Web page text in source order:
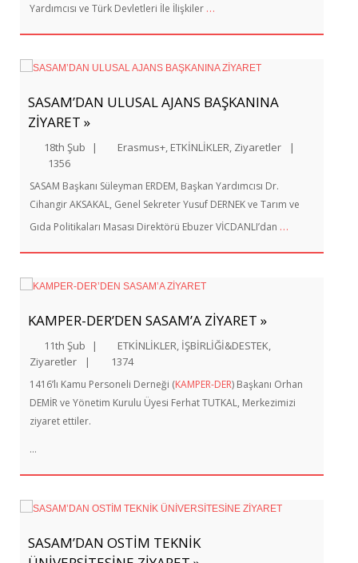
Yardımcısı ve Türk Devletleri İle İlişkiler …
SASAM’DAN ULUSAL AJANS BAŞKANINA
ZİYARET »
18th Şub | Erasmus+, ETKİNLİKLER, Ziyaretler
|
1356
SASAM Başkanı Süleyman ERDEM, Başkan Yardımcısı Dr.
Cihangir AKSAKAL, Genel Sekreter Yusuf DERNEK ve Tarım ve
Gıda Politikaları Masası Direktörü Ebuzer VİCDANLI’dan …
KAMPER-DER’DEN SASAM’A ZİYARET »
11th Şub | ETKİNLİKLER, İŞBİRLİĞİ&DESTEK,
Ziyaretler
| 1374
1416’lı Kamu Personeli Derneği (KAMPER-DER) Başkanı Orhan
DEMİR ve Yönetim Kurulu Üyesi Ferhat TUTKAL, Merkezimizi
ziyaret ettiler.
…
SASAM’DAN OSTİM TEKNİK